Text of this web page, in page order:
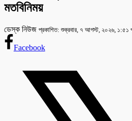
মতবিনিময়
ডেস্ক নিউজ প্রকাশিত: শুক্রবার, ৭ আগস্ট, ২০২৬, ১:৫১
Facebook